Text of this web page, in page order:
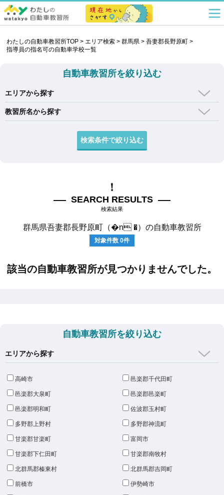
わたしの自動車教習所TOP >エリア検索 >群馬県 >吾妻郡長野原町 >
指導員の指名可の自動車学校一覧
自動車教習所を絞り込む
エリアから探す
教習所名から探す
SEARCH RESULTS
検索結果
群馬県吾妻郡長野原町（�n �）の自動車教習所
対象件数 0件
該当の自動車教習所が見つかりませんでした。
自動車教習所を絞り込む
エリアから探す
高崎市 邑楽郡千代田町
邑楽郡大泉町 邑楽郡邑楽町
邑楽郡明和町 佐波郡玉村町
多野郡上野村 多野郡神流町
甘楽郡甘楽町 富岡市
甘楽郡下仁田町 甘楽郡南牧村
北群馬郡榛東村 北群馬郡吉岡町
前橋市 伊勢崎市